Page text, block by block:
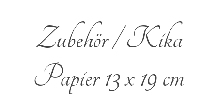
Zubehör / Kika
Papier 13 x 19 cm